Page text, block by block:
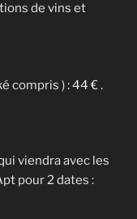
de vins et
compris ) : 44 € .
viendra avec les
pour 2 dates :